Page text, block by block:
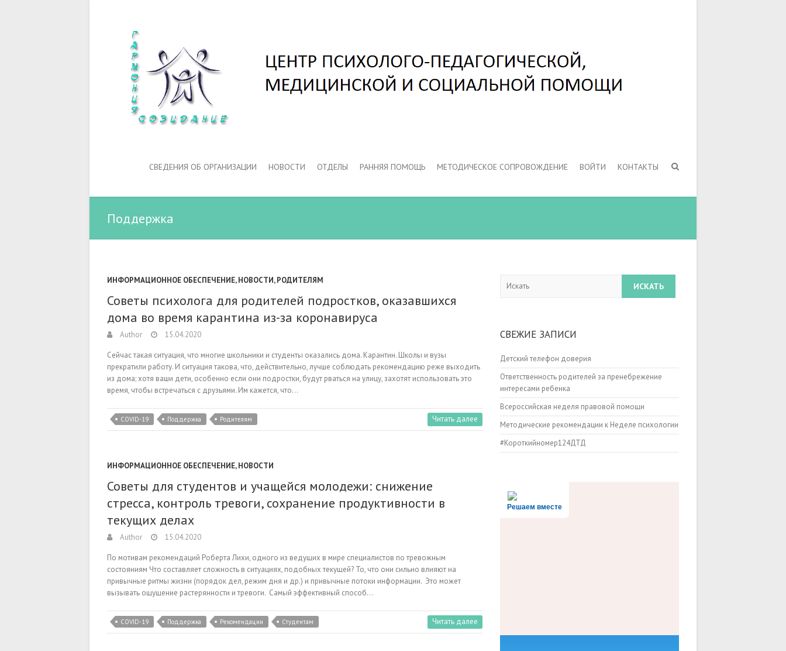
СВЕДЕНИЯ ОБ ОРГАНИЗАЦИИ НОВОСТИ ОТДЕЛЫ РАННЯЯ ПОМОЩЬ МЕТОДИЧЕСКОЕ СОПРОВОЖДЕНИЕ ВОЙТИ КОНТАКТЫ
Поддержка
ИНФОРМАЦИОННОЕ ОБЕСПЕЧЕНИЕ,НОВОСТИ,РОДИТЕЛЯМ
Советы психолога для родителей подростков, оказавшихся
дома во время карантина из-за коронавируса
Author 15.04.2020
Сейчас такая ситуация, что многие школьники и студенты оказались дома. Карантин. Школы и вузы
прекратили работу. И ситуация такова, что, действительно, лучше соблюдать рекомендацию реже выходить
из дома; хотя ваши дети, особенно если они подростки, будут рваться на улицу, захотят использовать это
время, чтобы встречаться с друзьями. Им кажется, что…
COVID-19 Поддержка Родителям Читать далее
ИНФОРМАЦИОННОЕ ОБЕСПЕЧЕНИЕ,НОВОСТИ
Советы для студентов и учащейся молодежи: снижение
стресса, контроль тревоги, сохранение продуктивности в
текущих делах
Author 15.04.2020
По мотивам рекомендаций Роберта Лихи, одного из ведущих в мире специалистов по тревожным
состояниям Что составляет сложность в ситуациях, подобных текущей? То, что они сильно влияют на
привычные ритмы жизни (порядок дел, режим дня и др.) и привычные потоки информации. Это может
вызывать ощущение растерянности и тревоги. Самый эффективный способ…
COVID-19 Поддержка Рекомендации Студентам Читать далее
СВЕЖИЕ ЗАПИСИ
Детский телефон доверия
Ответственность родителей за пренебрежение
интересами ребенка
Всероссийская неделя правовой помощи
Методические рекомендации к Неделе психологии
#Короткийномер124ДТД
Решаем вместе